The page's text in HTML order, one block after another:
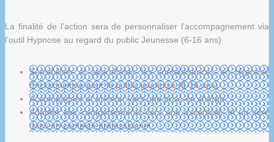
La finalité de l’action sera de personnaliser l’accompagnement via
l’outil Hypnose au regard du public Jeunesse (6-16 ans)
Sensibiliser et approfondir les connaissances en Hypnose
Ericksonienne pour le public jeunesse (6-16 ans)
Accompagner et orienter vers une prise en charge
Adapter ses comportements vers une assertivité et un care
dans un contexte professionnel